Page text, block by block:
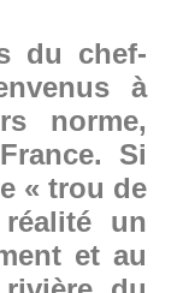
du chef-
à
norme,
Si
« trou de
un
et au